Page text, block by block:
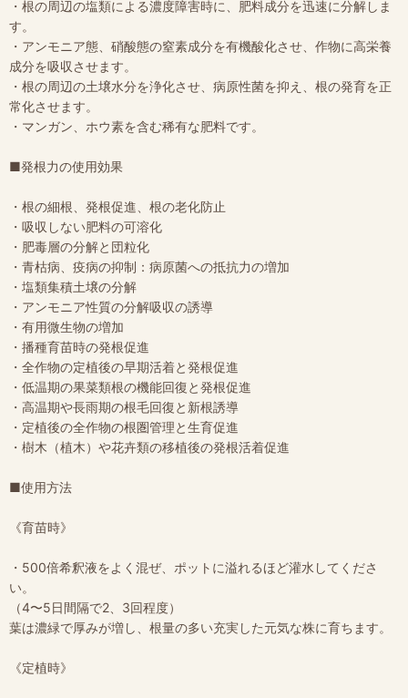
・根の周辺の塩類による濃度障害時に、肥料成分を迅速に分解しま
す。
・アンモニア態、硝酸態の窒素成分を有機酸化させ、作物に高栄養
成分を吸収させます。
・根の周辺の土壌水分を浄化させ、病原性菌を抑え、根の発育を正
常化させます。
・マンガン、ホウ素を含む稀有な肥料です。
■発根力の使用効果
・根の細根、発根促進、根の老化防止
・吸収しない肥料の可溶化
・肥毒層の分解と団粒化
・青枯病、疫病の抑制：病原菌への抵抗力の増加
・塩類集積土壌の分解
・アンモニア性質の分解吸収の誘導
・有用微生物の増加
・播種育苗時の発根促進
・全作物の定植後の早期活着と発根促進
・低温期の果菜類根の機能回復と発根促進
・高温期や長雨期の根毛回復と新根誘導
・定植後の全作物の根圏管理と生育促進
・樹木（植木）や花卉類の移植後の発根活着促進
■使用方法
《育苗時》
・500倍希釈液をよく混ぜ、ポットに溢れるほど灌水してくださ
い。
（4〜5日間隔で2、3回程度）
葉は濃緑で厚みが増し、根量の多い充実した元気な株に育ちます。
《定植時》